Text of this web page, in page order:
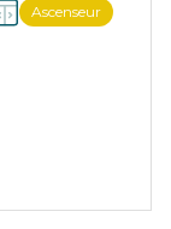
Ascenseur